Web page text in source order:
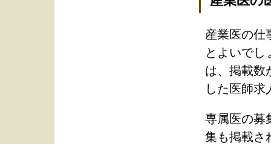
産業医の仕
とよいでし
は、掲載数
した医師求
専属医の募
集も掲載さ